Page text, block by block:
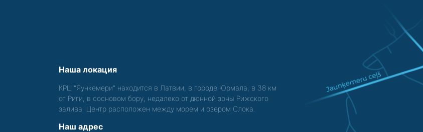
Наша локация
КРЦ "Яункемери" находится в Латвии, в городе Юрмала, в 38 км
от Риги, в сосновом бору, недалеко от дюнной зоны Рижского
залива. Центр расположен между морем и озером Слока.
Наш адрес